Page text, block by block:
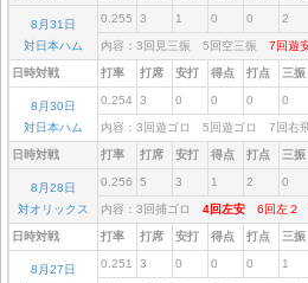
8月31日
対日本ハム
0.255 3 1 0 0 2
内容：3回見三振 5回空三振 7回遊
日時対戦 打率 打席 安打 得点 打点 三振
8月30日
対日本ハム
0.254 3 0 0 0 0
内容：3回遊ゴロ 5回遊ゴロ 7回右
日時対戦 打率 打席 安打 得点 打点 三振
8月28日
対オリックス
0.256 5 3 1 2 0
内容：3回捕ゴロ 4回左安 6回左２
日時対戦 打率 打席 安打 得点 打点 三振
8月27日
0.251 3 0 0 0 1